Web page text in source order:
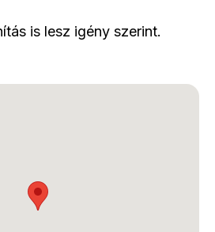
is lesz igény szerint.